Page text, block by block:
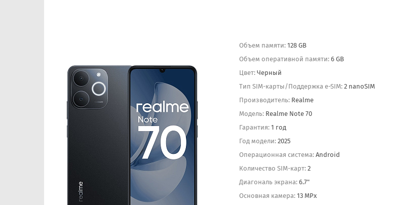
Объем памяти: 128 GB
Объем оперативной памяти: 6 GB
Цвет: Черный
Тип SIM-карты/Поддержка e-SIM: 2 nanoSIM
Производитель: Realme
Модель: Realme Note 70
Гарантия: 1 год
Год модели: 2025
Операционная система: Android
Количество SIM-карт: 2
Диагональ экрана: 6.7"
Основная камера: 13 MPx